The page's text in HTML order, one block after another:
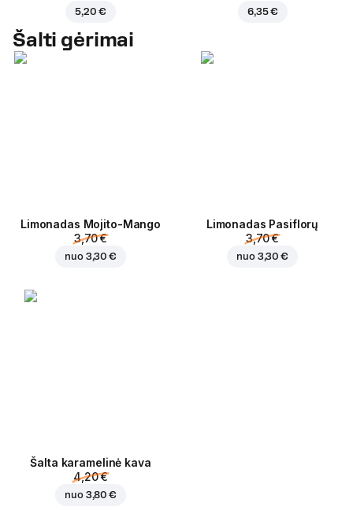
5,20 € 6,35 €
Šalti gėrimai
Limonadas Mojito-Mango
3,70 €
nuo 3,30 €
Limonadas Pasiflorų
3,70 €
nuo 3,30 €
Šalta karamelinė kava
4,20 €
nuo 3,80 €